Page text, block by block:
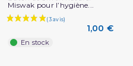
Miswak pour l’hygiène...
1,00 €
En stock